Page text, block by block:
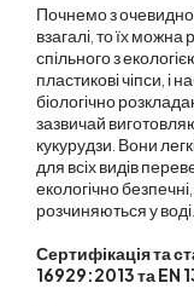
Почнемо з
взагалі, то їх можна
спільного з
пластикові чіпси, і
біологічно
зазвичай
кукурудзи. Вони
для всіх видів
екологічно
розчиняються у воді.
Сертифікація та
16929:2013 та EN